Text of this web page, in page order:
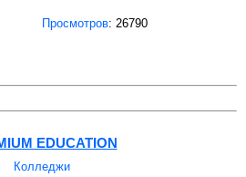
Просмотров: 26790
EDUCATION
Колледжи